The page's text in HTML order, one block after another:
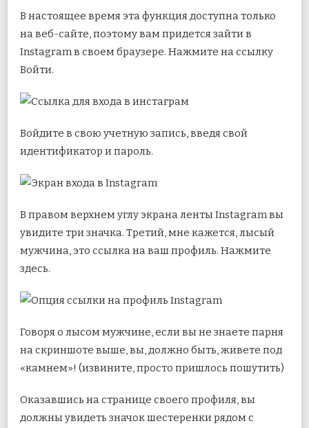
В настоящее время эта функция доступна только
на веб-сайте, поэтому вам придется зайти в
Instagram в своем браузере. Нажмите на ссылку
Войти.
Войдите в свою учетную запись, введя свой
идентификатор и пароль.
В правом верхнем углу экрана ленты Instagram вы
увидите три значка. Третий, мне кажется, лысый
мужчина, это ссылка на ваш профиль. Нажмите
здесь.
Говоря о лысом мужчине, если вы не знаете парня
на скриншоте выше, вы, должно быть, живете под
«камнем»! (извините, просто пришлось пошутить)
Оказавшись на странице своего профиля, вы
должны увидеть значок шестеренки рядом с